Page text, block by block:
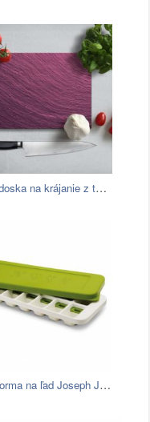
Fialová doska na krájanie z tvrdeného…
Zelená forma na ľad Joseph Joseph…